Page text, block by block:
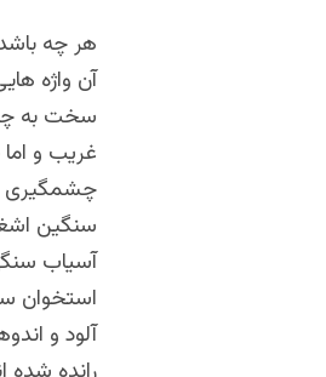
هر چه
آن واژه
سخت به
غریب و
چشمگیری
سنگین
آسیاب
استخوان
آلود و